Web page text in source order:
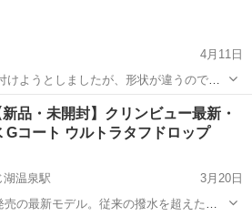
4月11日
けようとしましたが、形状が違うので取
お譲りします。
外装、車外用品 譲り
品・未開封】クリンビュー最新・
Gコート ウルトラタフドロップ
湖温泉駅
3月20日
の最新モデル。従来の撥水を超えた